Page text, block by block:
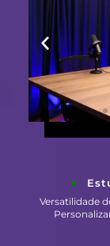
Versatilidade